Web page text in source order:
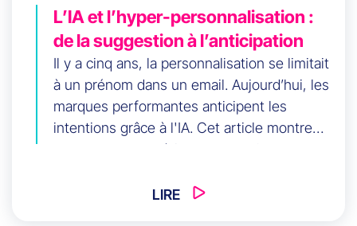
L’IA et l’hyper-personnalisation :
de la suggestion à l’anticipation
Il y a cinq ans, la personnalisation se limitait
à un prénom dans un email. Aujourd’hui, les
marques performantes anticipent les
intentions grâce à l'IA. Cet article montre
comment passer à la segmentation
Découvrez les données clés, des cas
LIRE